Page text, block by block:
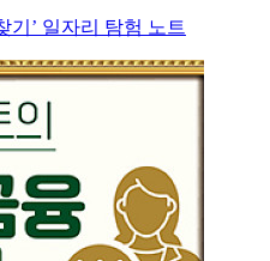
기’ 일자리 탐험 노트